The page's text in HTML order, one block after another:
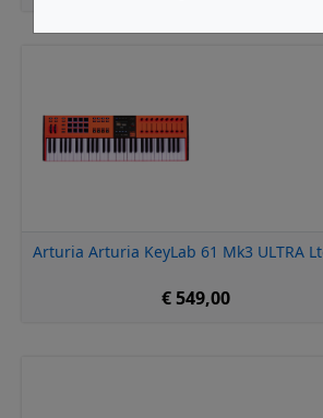
Arturia Arturia KeyLab 61 Mk3 ULTRA
€ 549,00